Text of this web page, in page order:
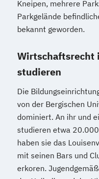
Kneipen, mehrere
Parkgelände
bekannt geworden.
Wirtschaftsrecht
studieren
Die
von der Bergischen
dominiert. An ihr und
studieren etwa
haben sie das
mit seinen Bars und
erkoren.